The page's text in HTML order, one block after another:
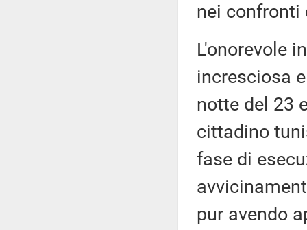
nei confronti
L'onorevole
incresciosa
notte del 23
cittadino
fase di
pur avendo